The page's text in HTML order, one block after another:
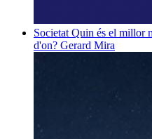
Societat Quin és el millor
d'on? Gerard Mira